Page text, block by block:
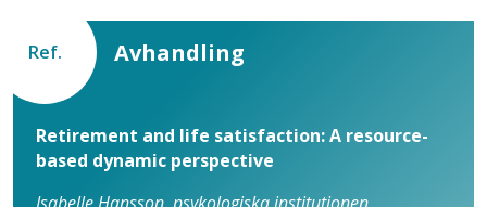
Ref. Avhandling
Retirement and life satisfaction: A resource-
based dynamic perspective